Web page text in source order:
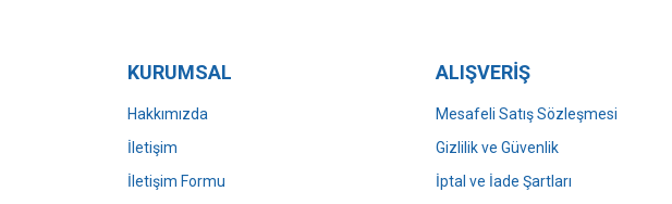
Bu ürüne benzer farklı alternatifler olmalı.
KURUMSAL
Hakkımızda
İletişim
İletişim Formu
ALIŞVERİŞ
Mesafeli Satış Sözleşmesi
Gizlilik ve Güvenlik
İptal ve İade Şartları